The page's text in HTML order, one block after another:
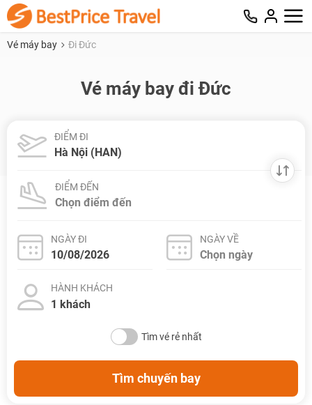
Vé máy bay Đi Đức
Vé máy bay đi Đức
ĐIỂM ĐI
ĐIỂM ĐẾN
NGÀY ĐI NGÀY VỀ
HÀNH KHÁCH
Tìm vé rẻ nhất
Tìm chuyến bay